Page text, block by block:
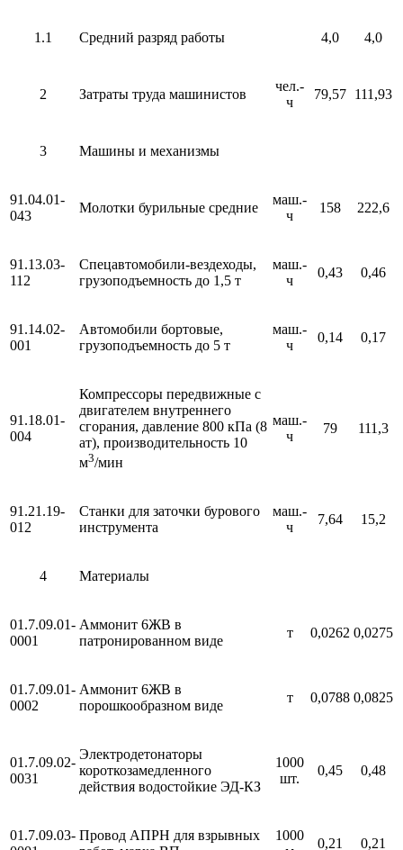
1.1 Средний разряд работы 4,0 4,0
2 Затраты труда машинистов
чел.-
ч
79,57 111,93
3 Машины и механизмы
91.04.01-
043
Молотки бурильные средние
маш.-
ч
158 222,6
91.13.03-
112
Спецавтомобили-вездеходы,
грузоподъемность до 1,5 т
маш.-
ч
0,43 0,46
91.14.02-
001
Автомобили бортовые,
грузоподъемность до 5 т
маш.-
ч
0,14 0,17
91.18.01-
004
Компрессоры передвижные с
двигателем внутреннего
сгорания, давление 800 кПа (8
ат), производительность 10
м3/мин
маш.-
ч
79 111,3
91.21.19-
012
Станки для заточки бурового
инструмента
маш.-
ч
7,64 15,2
4 Материалы
01.7.09.01-
0001
Аммонит 6ЖВ в
патронированном виде
т 0,0262 0,0275
01.7.09.01-
0002
Аммонит 6ЖВ в
порошкообразном виде
т 0,0788 0,0825
01.7.09.02-
0031
Электродетонаторы
короткозамедленного
действия водостойкие ЭД-КЗ
1000
шт.
0,45 0,48
01.7.09.03- Провод АПРН для взрывных
1000
0,21 0,21